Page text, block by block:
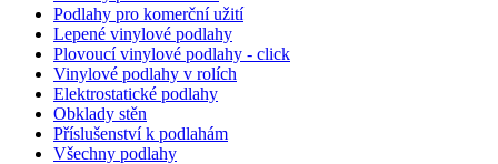
Podlahy pro komerční užití
Lepené vinylové podlahy
Plovoucí vinylové podlahy - click
Vinylové podlahy v rolích
Elektrostatické podlahy
Obklady stěn
Příslušenství k podlahám
Všechny podlahy